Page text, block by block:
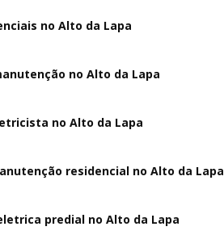
no Alto da Lapa
no Alto da Lapa
no Alto da Lapa
residencial no Alto da Lapa
predial no Alto da Lapa